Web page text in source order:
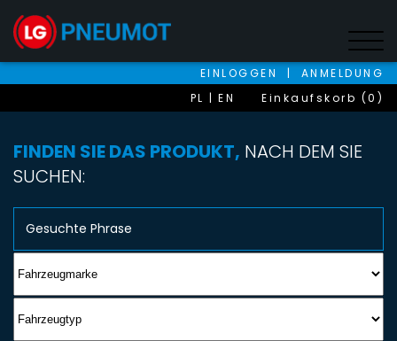
EINLOGGEN |
ANMELDUNG
PL
EN Einkaufskorb (0)
FINDEN SIE DAS PRODUKT, NACH DEM SIE
SUCHEN: